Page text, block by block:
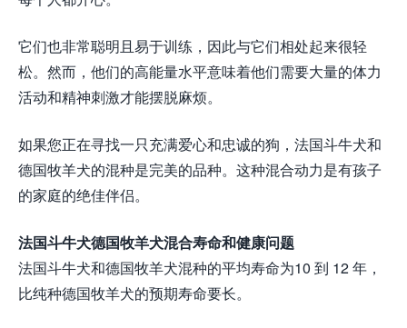
它们也非常聪明且易于训练，因此与它们相处起来很轻
松。然而，他们的高能量水平意味着他们需要大量的体力
活动和精神刺激才能摆脱麻烦。
如果您正在寻找一只充满爱心和忠诚的狗，法国斗牛犬和
德国牧羊犬的混种是完美的品种。这种混合动力是有孩子
的家庭的绝佳伴侣。
法国斗牛犬德国牧羊犬混合寿命和健康问题
法国斗牛犬和德国牧羊犬混种的平均寿命为10 到 12 年，
比纯种德国牧羊犬的预期寿命要长。